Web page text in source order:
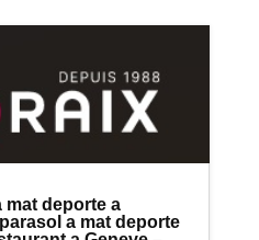
mat deporte a
a mat deporte